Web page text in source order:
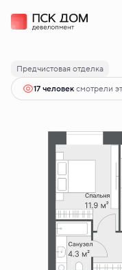
2-комнатная58 м
Ипотекаот 45 998 руб.
Предчистовая отделка
17 человексмотрели